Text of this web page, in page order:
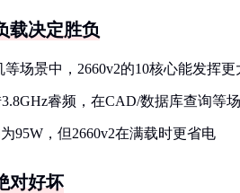
载决定胜负
等场景中，2660v2的10核心能发挥
睿频，在CAD/数据库查询等
为95W，但2660v2在满载时更省电
对好坏